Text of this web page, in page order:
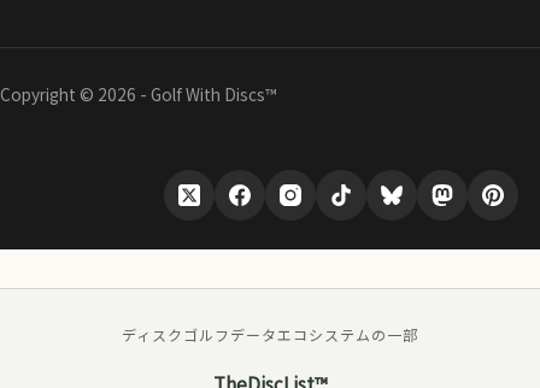
Copyright © 2026 - Golf With Discs™
ディスクゴルフデータエコシステムの一部